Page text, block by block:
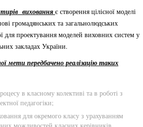
виховання є створення цілісної моделі
громадянських та загальнолюдських
для проектування моделей виховних систем у
закладах України.
мети передбачено реалізацію таких
в класному колективі та в роботі з
педагогіки;
для окремого класу з урахуванням